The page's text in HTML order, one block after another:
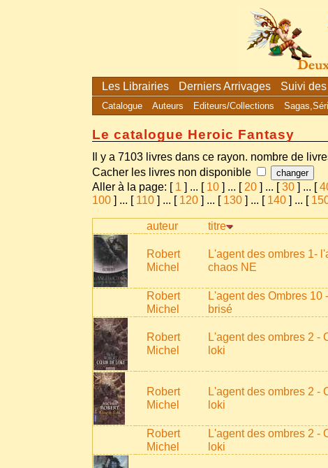
Les Librairies Derniers Arrivages Suivi
Catalogue Auteurs Editeurs/Collections
Le catalogue Heroic Fantasy
Il y a 7103 livres dans ce rayon. nombre de
Cacher les livres non disponible
Aller à la page: [ 1 ] ... [ 10 ] ... [ 20 ] ... [30 ] ... [
100 ] ... [ 110 ] ... [ 120 ] ... [ 130 ] ... [ 140 ] ... [
auteur titre
Robert
Michel
L'agent des ombres 1-
chaos NE
Robert
Michel
L'agent des Ombres 10
brisé
Robert
Michel
L'agent des ombres 2 -
loki
Robert
Michel
L'agent des ombres 2 -
loki
Robert
Michel
L'agent des ombres 2 -
loki